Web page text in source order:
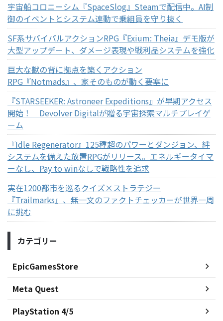
宇宙船コロニーシム『SpaceSlog』Steamで配信中。AI制
御のイベントとシステム連動で乗組員を守り抜く
SF系サバイバルアクションRPG『Exium: Theia』デモ版が
大型アップデート、ダメージ表現や戦利品システムを強化
巨大な獣の背に拠点を築くアクション
RPG『Notmads』、家そのものが動く要塞に
『STARSEEKER: Astroneer Expeditions』が早期アクセス
開始！ Devolver Digitalが贈る宇宙探索マルチプレイゲ
ーム
『Idle Regenerator』125種超のパワーとダンジョン、絆
システムを備えた放置RPGがリリース。エネルギータイマ
ーなし、Pay to winなしで戦略性を追求
実在1200都市を巡るクイズ×ストラテジー
『Trailmarks』、無一文のファクトチェッカーが世界一周
に挑む
カテゴリー
EpicGamesStore
Meta Quest
PlayStation 4/5